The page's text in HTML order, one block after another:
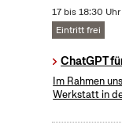
17 bis 18:30 Uhr
Eintritt frei
ChatGPT
Im Rahmen
Werkstatt in